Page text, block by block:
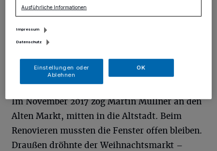
Von Petra Käding
A ngefangen hat alles auf dem
Weihnachtsmarkt in Mönchengladbach.
Im November 2017 zog Martin Müllner an den
Alten Markt, mitten in die Altstadt. Beim
Renovieren mussten die Fenster offen bleiben.
Draußen dröhnte der Weihnachtsmarkt –
Ausführliche Informationen
Impressum
Datenschutz
Einstellungen oder
Ablehnen
OK